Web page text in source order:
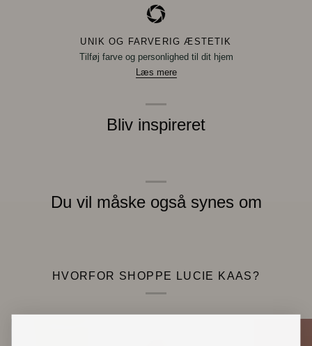
UNIK OG FARVERIG ÆSTETIK
Tilføj farve og personlighed til dit hjem
Læs mere
Bliv inspireret
Du vil måske også synes om
HVORFOR SHOPPE LUCIE KAAS?